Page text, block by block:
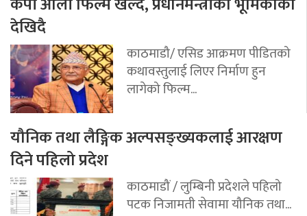
देखिदै
काठमाडौ/ एसिड आक्रमण पीडितको
कथावस्तुलाई लिएर निर्माण हुन
लागेको फिल्म...
यौनिक तथा लैङ्गिक अल्पसङ्ख्यकलाई आरक्षण
दिने पहिलो प्रदेश
काठमाडौं / लुम्बिनी प्रदेशले पहिलो
पटक निजामती सेवामा यौनिक तथा...